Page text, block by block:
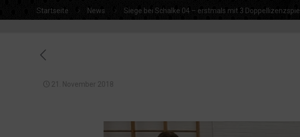
Startseite News Siege bei Schalke 04 – erstmals mit 3
21. November 2018